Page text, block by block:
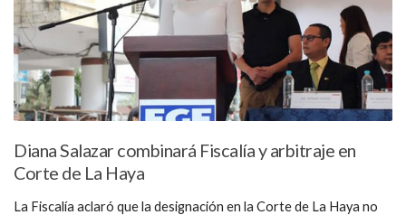
Diana Salazar combinará Fiscalía y arbitraje en
Corte de La Haya
La Fiscalía aclaró que la designación en la Corte de La Haya no